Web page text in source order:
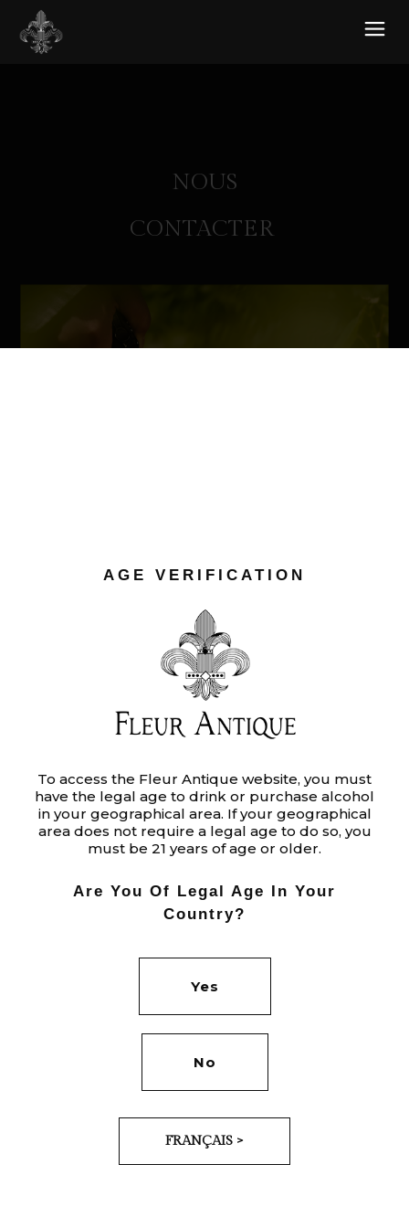
NOUS
CONTACTER
AGE VERIFICATION
To access the Fleur Antique website, you must
have the legal age to drink or purchase alcohol
in your geographical area. If your geographical
area does not require a legal age to do so, you
must be 21 years of age or older.
Are You Of Legal Age In Your
Country?
Yes
No
FRANÇAIS >